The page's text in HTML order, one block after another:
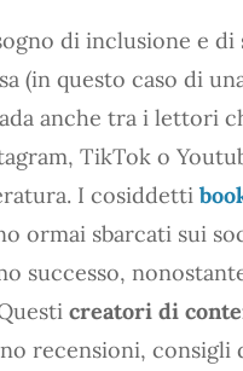
di inclusione e
(in questo caso di
anche tra i lettori
TikTok o
I cosiddetti
ormai sbarcati sui
successo,
creatori di
recensioni, consigli